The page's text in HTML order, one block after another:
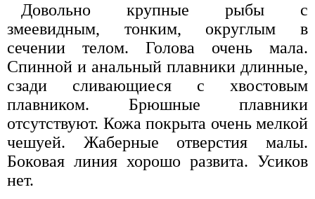
Довольно крупные рыбы с
змеевидным, тонким, округлым в
сечении телом. Голова очень мала.
Спинной и анальный плавники длинные,
сзади сливающиеся с хвостовым
плавником. Брюшные плавники
отсутствуют. Кожа покрыта очень мелкой
чешуей. Жаберные отверстия малы.
Боковая линия хорошо развита. Усиков
нет.